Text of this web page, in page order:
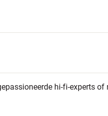
hi-fi-experts